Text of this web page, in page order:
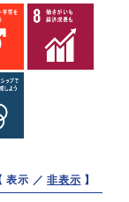
表示 ／非表示 】